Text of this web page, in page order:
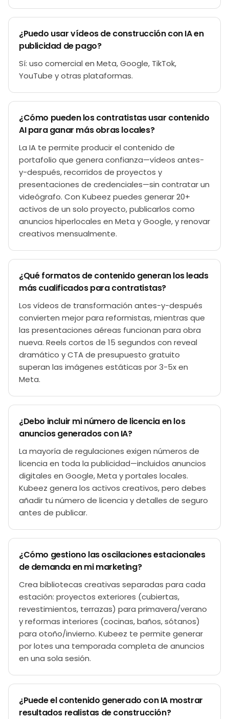
¿Puedo usar vídeos de construcción con IA en
publicidad de pago?
Sí: uso comercial en Meta, Google, TikTok,
YouTube y otras plataformas.
¿Cómo pueden los contratistas usar contenido
AI para ganar más obras locales?
La IA te permite producir el contenido de
portafolio que genera confianza—vídeos antes-
y-después, recorridos de proyectos y
presentaciones de credenciales—sin contratar un
videógrafo. Con Kubeez puedes generar 20+
activos de un solo proyecto, publicarlos como
anuncios hiperlocales en Meta y Google, y renovar
creativos mensualmente.
¿Qué formatos de contenido generan los leads
más cualificados para contratistas?
Los vídeos de transformación antes-y-después
convierten mejor para reformistas, mientras que
las presentaciones aéreas funcionan para obra
nueva. Reels cortos de 15 segundos con reveal
dramático y CTA de presupuesto gratuito
superan las imágenes estáticas por 3-5x en
Meta.
¿Debo incluir mi número de licencia en los
anuncios generados con IA?
La mayoría de regulaciones exigen números de
licencia en toda la publicidad—incluidos anuncios
digitales en Google, Meta y portales locales.
Kubeez genera los activos creativos, pero debes
añadir tu número de licencia y detalles de seguro
antes de publicar.
¿Cómo gestiono las oscilaciones estacionales
de demanda en mi marketing?
Crea bibliotecas creativas separadas para cada
estación: proyectos exteriores (cubiertas,
revestimientos, terrazas) para primavera/verano
y reformas interiores (cocinas, baños, sótanos)
para otoño/invierno. Kubeez te permite generar
por lotes una temporada completa de anuncios
en una sola sesión.
¿Puede el contenido generado con IA mostrar
resultados realistas de construcción?